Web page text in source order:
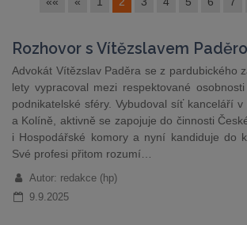
Rozhovor s Vítězslavem
Advokát Vítězslav Paděra se z pardubického
lety vypracoval mezi respektované
podnikatelské sféry. Vybudoval síť kanceláří
a Kolíně, aktivně se zapojuje do činnosti
i Hospodářské komory a nyní kandiduje do
Své profesi přitom rozumí…
Autor: redakce (hp)
9.9.2025